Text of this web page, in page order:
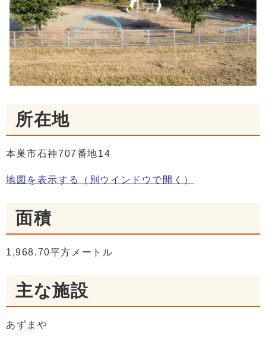
所在地
本巣市石神707番地14
地図を表示する （別ウインドウで開く）
面積
1,968.70平方メートル
主な施設
あずまや